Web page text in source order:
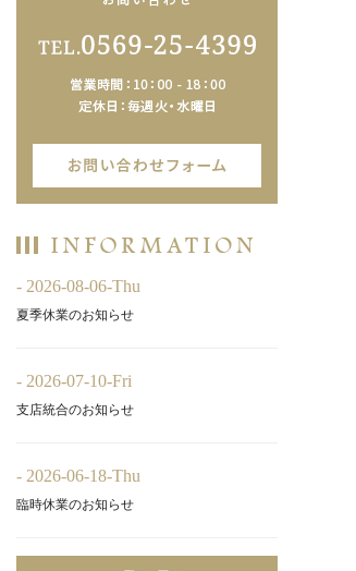
- 2026-08-06-Thu
夏季休業のお知らせ
- 2026-07-10-Fri
支店統合のお知らせ
- 2026-06-18-Thu
臨時休業のお知らせ